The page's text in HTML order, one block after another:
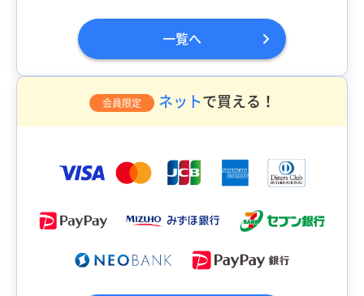
一覧へ
会員限定 ネットで買える！